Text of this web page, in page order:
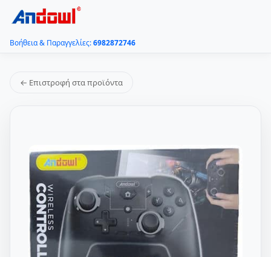
Βοήθεια & Παραγγελίες:6982872746
← Επιστροφή στα προϊόντα